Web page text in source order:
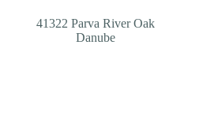
41322 Parva River Oak
Danube